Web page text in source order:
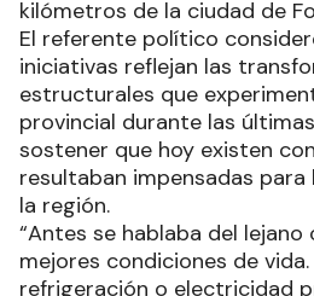
kilómetros de la ciudad de
El referente político
iniciativas reflejan las
estructurales que
provincial durante las
sostener que hoy existen
resultaban impensadas
la región.
“Antes se hablaba del
mejores condiciones de
refrigeración o electricidad